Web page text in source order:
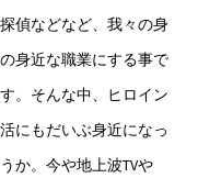
偵などなど、我々の身
身近な職業にする事で
。そんな中、ヒロイン
にもだいぶ身近になっ
か。今や地上波TVや